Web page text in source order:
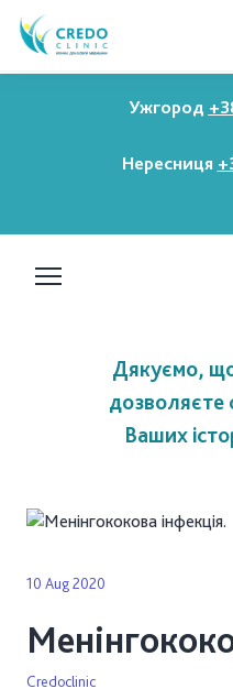
Ужгород
Нересниця
Дякуємо,
дозволяєте
Ваших
дозволяєте
Ваших
Діагностика
Вакцинація
Вакансії
Підписання
10 Aug 2020
Credoclinic